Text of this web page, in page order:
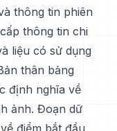
thông tin phiên
thông tin chi
liệu có sử dụng
thân bảng
định nghĩa về
ảnh. Đoạn dữ
điểm bắt đầu